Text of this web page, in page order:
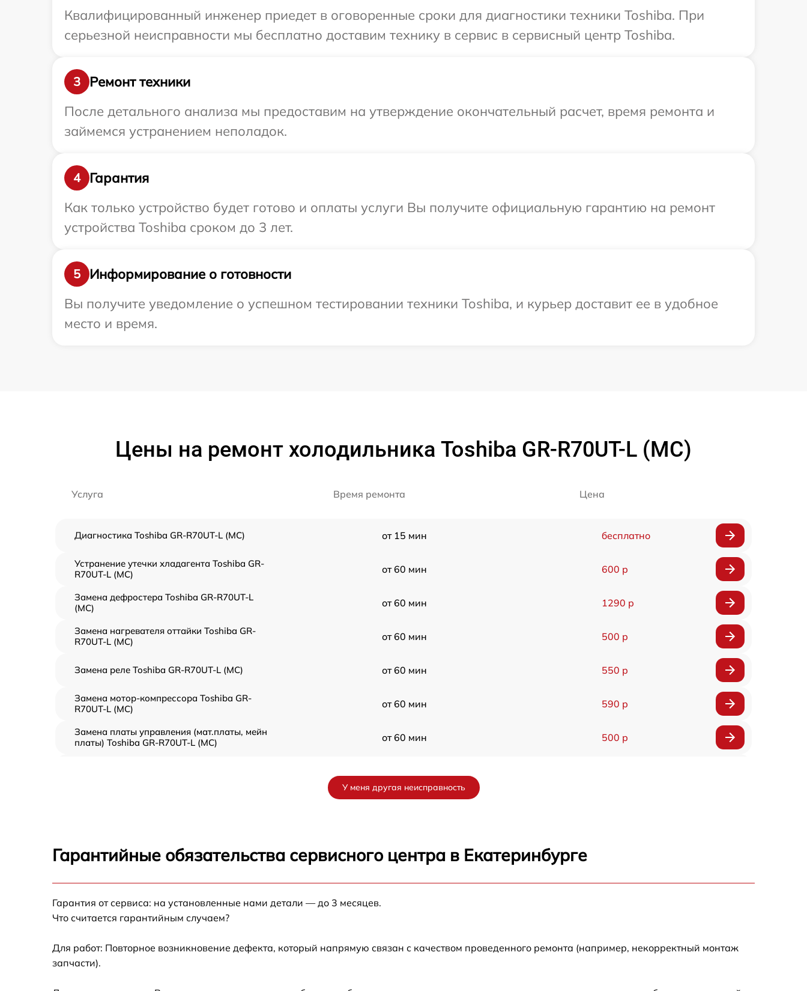
Квалифицированный инженер приедет в оговоренные сроки для диагностики техники Toshiba. При
серьезной неисправности мы бесплатно доставим технику в сервис в сервисный центр Toshiba.
3
Ремонт техники
После детального анализа мы предоставим на утверждение окончательный расчет, время ремонта и
займемся устранением неполадок.
4
Гарантия
Как только устройство будет готово и оплаты услуги Вы получите официальную гарантию на ремонт
устройства Toshiba сроком до 3 лет.
5
Информирование о готовности
Вы получите уведомление о успешном тестировании техники Toshiba, и курьер доставит ее в удобное
место и время.
Цены на ремонт холодильника Toshiba GR-R70UT-L (MC)
Услуга Время ремонта Цена
Диагностика Toshiba GR-R70UT-L (MC) от 15 мин бесплатно
Устранение утечки хладагента Toshiba GR-
R70UT-L (MC)
от 60 мин 600 р
Замена дефростера Toshiba GR-R70UT-L
(MC)
от 60 мин 1290 р
Замена нагревателя оттайки Toshiba GR-
R70UT-L (MC)
от 60 мин 500 р
Замена реле Toshiba GR-R70UT-L (MC) от 60 мин 550 р
Замена мотор-компрессора Toshiba GR-
R70UT-L (MC)
от 60 мин 590 р
Замена платы управления (мат.платы, мейн
платы) Toshiba GR-R70UT-L (MC)
от 60 мин 500 р
Замена электросхемы Toshiba GR-R70UT-L
Устранение засора трубопровода Toshiba
У меня другая неисправность
Гарантийные обязательства сервисного центра в Екатеринбурге
Гарантия от сервиса: на установленные нами детали — до 3 месяцев.
Что считается гарантийным случаем?
Для работ: Повторное возникновение дефекта, который напрямую связан с качеством проведенного ремонта (например, некорректный монтаж
запчасти).